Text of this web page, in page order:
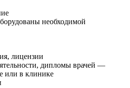
необходимой
лицензии
дипломы врачей —
или в клинике